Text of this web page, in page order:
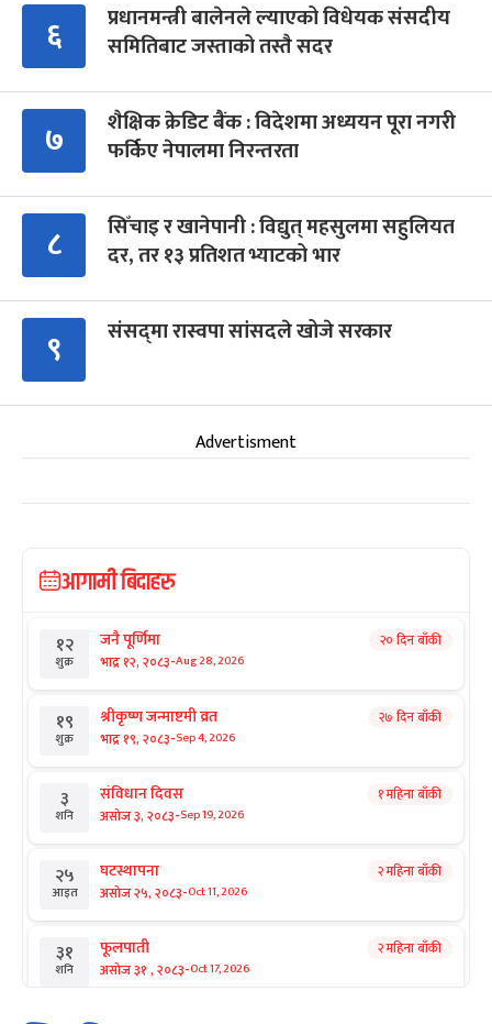
६
प्रधानमन्त्री बालेनले ल्याएको विधेयक संसदीय
समितिबाट जस्ताको तस्तै सदर
७
शैक्षिक क्रेडिट बैंक : विदेशमा अध्ययन पूरा नगरी
फर्किए नेपालमा निरन्तरता
८
सिँचाइ र खानेपानी : विद्युत् महसुलमा सहुलियत
दर, तर १३ प्रतिशत भ्याटको भार
९ संसद्‍मा रास्वपा सांसदले खोजे सरकार
Advertisment
आगामी बिदाहरु
१२
शुक्र
जनै पूर्णिमा
भाद्र १२, २०८३-Aug 28, 2026
२० दिन बाँकी
१९
शुक्र
श्रीकृष्ण जन्माष्टमी व्रत
भाद्र १९, २०८३-Sep 4, 2026
२७ दिन बाँकी
३
शनि
संविधान दिवस
असोज ३, २०८३-Sep 19, 2026
१ महिना बाँकी
२५
आइत
घटस्थापना
असोज २५, २०८३-Oct 11, 2026
२ महिना बाँकी
३१
शनि
फूलपाती
असोज ३१ , २०८३-Oct 17, 2026
२ महिना बाँकी